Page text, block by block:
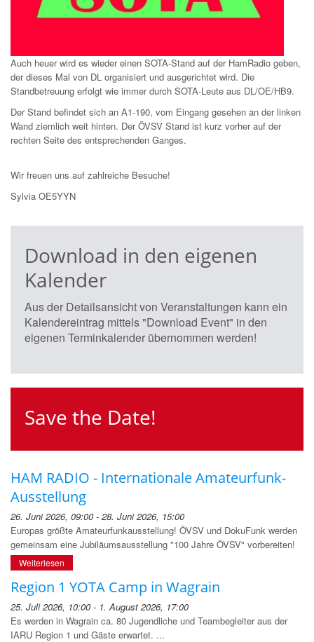
Auch heuer wird es wieder einen SOTA-Stand auf der HamRadio geben,
der dieses Mal von DL organisiert und ausgerichtet wird. Die
Standbetreuung erfolgt wie immer durch SOTA-Leute aus DL/OE/HB9.
Der Stand befindet sich an A1-190, vom Eingang gesehen an der linken
Wand ziemlich weit hinten. Der ÖVSV Stand ist kurz vorher auf der
rechten Seite des entsprechenden Ganges.
Wir freuen uns auf zahlreiche Besuche!
Sylvia OE5YYN
Download in den eigenen
Kalender
Aus der Detailsansicht von Veranstaltungen kann ein
Kalendereintrag mittels "Download Event" in den
eigenen Terminkalender übernommen werden!
Save the Date!
HAM RADIO - Internationale Amateurfunk-
Ausstellung
26. Juni 2026, 09:00 - 28. Juni 2026, 15:00
Europas größte Amateurfunkausstellung! ÖVSV und DokuFunk werden
gemeinsam eine Jubiläumsausstellung "100 Jahre ÖVSV" vorbereiten!
Weiterlesen
Region 1 YOTA Camp in Wagrain
25. Juli 2026, 10:00 - 1. August 2026, 17:00
Es werden in Wagrain ca. 80 Jugendliche und Teambegleiter aus der
IARU Region 1 und Gäste erwartet. ...